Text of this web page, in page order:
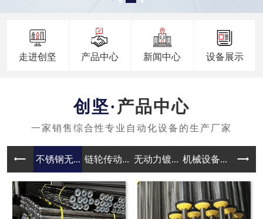
走进创坚 产品中心 新闻中心 设备展示
产品中心
不锈钢无... 链轮传动... 无动力镀... 机械设备... 无动